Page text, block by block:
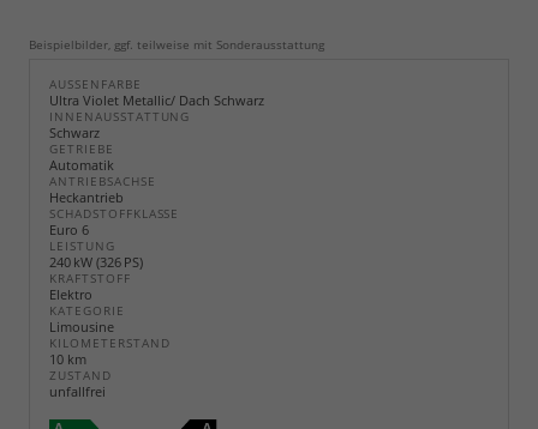
Beispielbilder, ggf. teilweise mit Sonderausstattung
AUSSENFARBE
Ultra Violet Metallic/ Dach Schwarz
INNENAUSSTATTUNG
Schwarz
GETRIEBE
Automatik
ANTRIEBSACHSE
Heckantrieb
SCHADSTOFFKLASSE
Euro 6
LEISTUNG
240 kW (326 PS)
KRAFTSTOFF
Elektro
KATEGORIE
Limousine
KILOMETERSTAND
10 km
ZUSTAND
unfallfrei